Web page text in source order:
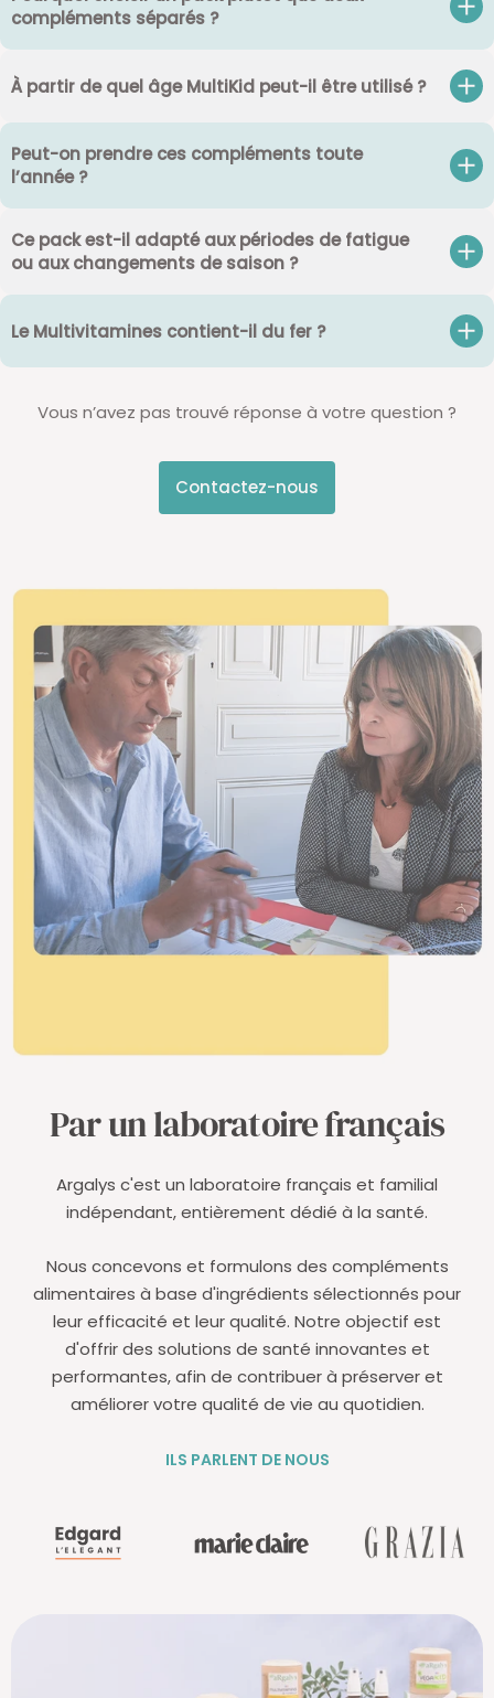
compléments séparés ?
À partir de quel âge MultiKid peut-il être utilisé ?
Peut-on prendre ces compléments toute
l’année ?
Ce pack est-il adapté aux périodes de fatigue
ou aux changements de saison ?
Le Multivitamines contient-il du fer ?
Vous n’avez pas trouvé réponse à votre question ?
Contactez-nous
Par un laboratoire français
Argalys c'est un laboratoire français et familial
indépendant, entièrement dédié à la santé.
Nous concevons et formulons des compléments
alimentaires à base d'ingrédients sélectionnés pour
leur efficacité et leur qualité. Notre objectif est
d'offrir des solutions de santé innovantes et
performantes, afin de contribuer à préserver et
améliorer votre qualité de vie au quotidien.
ILS PARLENT DE NOUS